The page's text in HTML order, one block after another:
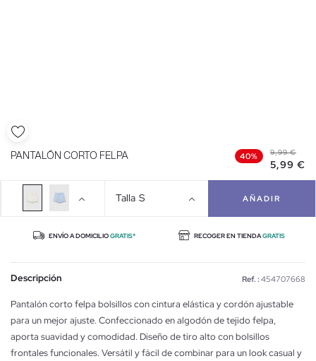
PANTALÓN CORTO FELPA 40% 9,99 €
5,99 €
Talla S AÑADIR
ENVÍO A DOMICILIOGRATIS* RECOGER EN TIENDAGRATIS
Descripción Ref. : 454707668
Pantalón corto felpa bolsillos con cintura elástica y cordón ajustable
para un mejor ajuste. Confeccionado en algodón de tejido felpa,
aporta suavidad y comodidad. Diseño de tiro alto con bolsillos
frontales funcionales. Versátil y fácil de combinar para un look casual y